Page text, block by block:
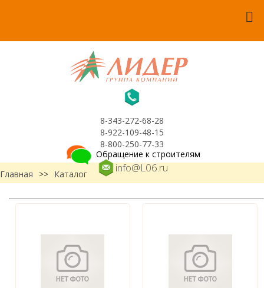
8-343-272-68-28
8-922-109-48-15
8-800-250-77-33
info@L06.ru
Обращение к строителям
Главная
>> Каталог